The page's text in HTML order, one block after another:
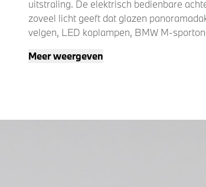
uitstraling. De elektrisch bedienbare
zoveel licht geeft dat glazen
velgen, LED koplampen, BMW M-
precies waar uw auto geparkeerd staat.
Meer weergeven